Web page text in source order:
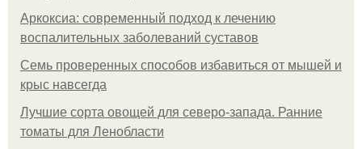
Аркоксиа: современный подход к лечению
воспалительных заболеваний суставов
Семь проверенных способов избавиться от мышей и
крыс навсегда
Лучшие сорта овощей для северо-запада. Ранние
томаты для Ленобласти